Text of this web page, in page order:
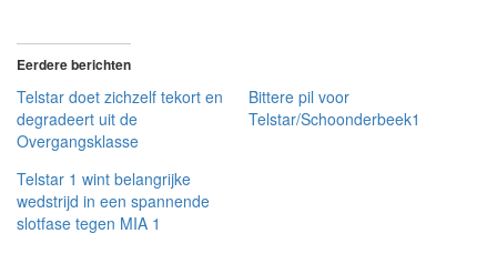
Eerdere berichten
Telstar doet zichzelf tekort en
degradeert uit de
Overgangsklasse
Bittere pil voor
Telstar/Schoonderbeek1
Telstar 1 wint belangrijke
wedstrijd in een spannende
slotfase tegen MIA 1